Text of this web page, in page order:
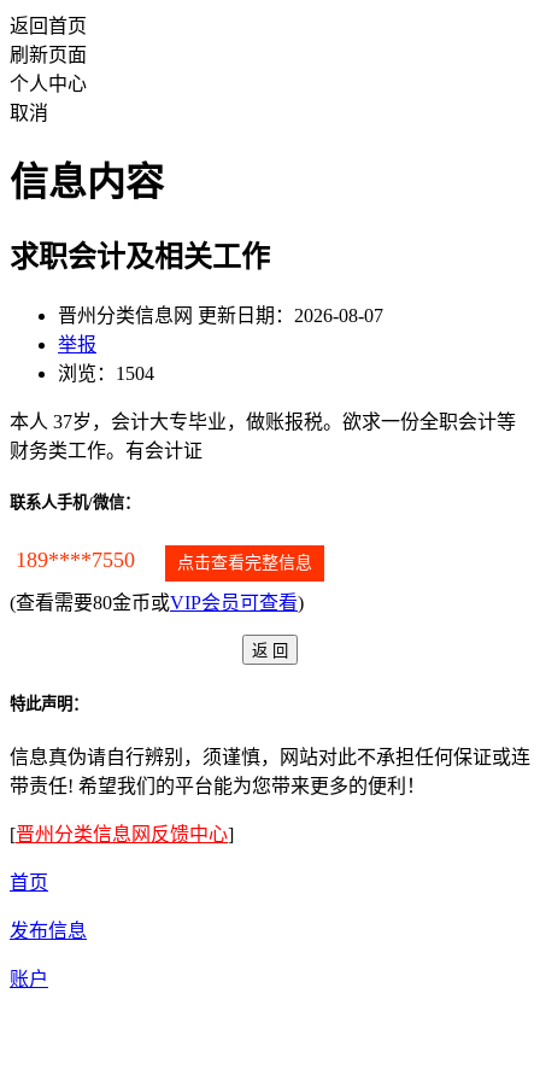
返回首页
刷新页面
个人中心
取消
信息内容
求职会计及相关工作
晋州分类信息网 更新日期：2026-08-07
举报
浏览：1504
本人 37岁，会计大专毕业，做账报税。欲求一份全职会计等
财务类工作。有会计证
联系人手机/微信：
189****7550 点击查看完整信息
(查看需要80金币或VIP会员可查看)
特此声明：
信息真伪请自行辨别，须谨慎，网站对此不承担任何保证或连
带责任! 希望我们的平台能为您带来更多的便利！
[晋州分类信息网反馈中心]
首页
发布信息
账户